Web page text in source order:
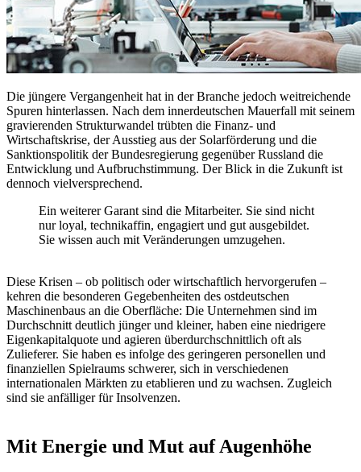
Die jüngere Vergangenheit hat in der Branche jedoch weitreichende
Spuren hinterlassen. Nach dem innerdeutschen Mauerfall mit seinem
gravierenden Strukturwandel trübten die Finanz- und
Wirtschaftskrise, der Ausstieg aus der Solarförderung und die
Sanktionspolitik der Bundesregierung gegenüber Russland die
Entwicklung und Aufbruchstimmung. Der Blick in die Zukunft ist
dennoch vielversprechend.
Ein weiterer Garant sind die Mitarbeiter. Sie sind nicht
nur loyal, technikaffin, engagiert und gut ausgebildet.
Sie wissen auch mit Veränderungen umzugehen.
Diese Krisen – ob politisch oder wirtschaftlich hervorgerufen –
kehren die besonderen Gegebenheiten des ostdeutschen
Maschinenbaus an die Oberfläche: Die Unternehmen sind im
Durchschnitt deutlich jünger und kleiner, haben eine niedrigere
Eigenkapitalquote und agieren überdurchschnittlich oft als
Zulieferer. Sie haben es infolge des geringeren personellen und
finanziellen Spielraums schwerer, sich in verschiedenen
internationalen Märkten zu etablieren und zu wachsen. Zugleich
sind sie anfälliger für Insolvenzen.
Mit Energie und Mut auf Augenhöhe